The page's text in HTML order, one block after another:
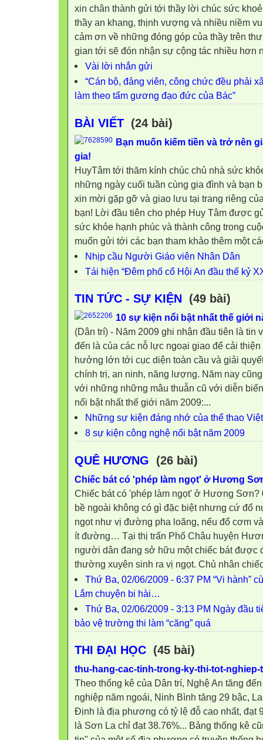
xin chân thành gửi tới thầy lời chúc sức
thầy an khang, thịnh vượng và nhiều niềm
cảm ơn về những đóng góp của thầy trên
gian tới sẽ đón nhận sự cộng tác nhiều hơn
Vài lời nhắn gửi
“Cán bộ, đảng viên, công chức đều phải
làm theo tấm gương đạo đức của Bác”
BÀI VIẾT (24 bài)
Bạn muốn kiếm tiền và trở nên
gia!
HuyTâm tới thăm kính chúc chủ nhà sức
những ngày cuối tuần cùng gia đình và bạn
xin mời gặp gỡ và giao lưu tại trang riêng
bạn! Lời đầu tiên cho phép Huy Tâm được
sức khỏe hạnh phúc và thành công trong
muốn gửi tới các bạn tham khảo thêm một
Nhịp cầu Người Giáo viên Nhân Dân
Tái hiện “Đêm phố cổ Hội An đầu thế kỷ
TIN TỨC - SỰ KIỆN (49 bài)
10 sự kiện nổi bật nhất thế giới
(Dân trí) - Năm 2009 ghi nhận đầu tiên là tin
đến là của các nỗ lực ngoại giao để cải
hưởng lớn tới cục diện toàn cầu và giải
chính trị, an ninh, năng lượng. Năm nay
với những những mâu thuẫn cũ với diễn
nổi bật nhất thế giới năm 2009:...
Những sự kiện đáng nhớ của thể thao
8 sự kiện công nghệ nổi bật năm 2009
QUÊ HƯƠNG (26 bài)
Chiếc bát có 'phép làm ngọt' ở Hương
Chiếc bát có 'phép làm ngọt' ở Hương Sơn?
bề ngoài không có gì đặc biệt nhưng cứ đổ
ngọt như vị đường pha loãng, nếu đổ cơm
ít đường… Tại thị trấn Phố Châu huyện
người dân đang sở hữu một chiếc bát được
thường xuyên sinh ra vị ngọt. Chủ nhân
Thứ Ba, 02/06/2009 - 6:37 PM “Vi hành”
Lắm chuyện bi hài…
Thứ Ba, 02/06/2009 - 3:13 PM Ngày đầu
bảo vệ trường thi làm “căng” quá
THI ĐẠI HỌC (45 bài)
thu-hang-cac-tinh-trong-ky-thi-tot-nghiep-
Theo thống kê của Dân trí, Nghệ An tăng
nghiệp năm ngoái, Ninh Bình tăng 29 bậc,
Định là địa phương có tỷ lệ đỗ cao nhất, đạt
là Sơn La chỉ đạt 38.76%... Bảng thống kê